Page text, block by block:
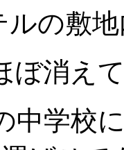
ルの敷
ぼ消え
中学校